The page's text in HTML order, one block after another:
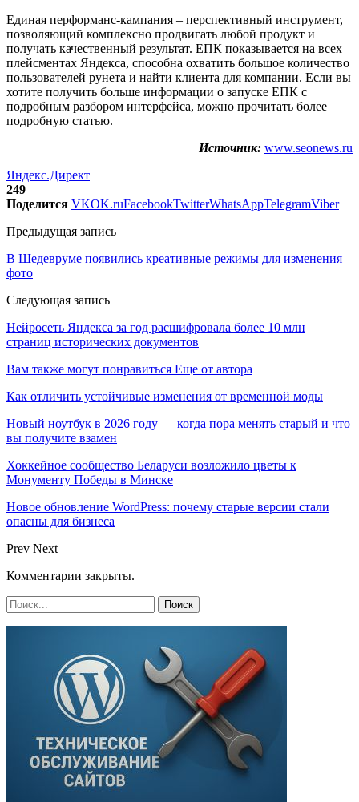
Единая перформанс-кампания – перспективный инструмент,
позволяющий комплексно продвигать любой продукт и
получать качественный результат. ЕПК показывается на всех
плейсментах Яндекса, способна охватить большое количество
пользователей рунета и найти клиента для компании. Если вы
хотите получить больше информации о запуске ЕПК с
подробным разбором интерфейса, можно прочитать более
подробную статью.
Источник: www.seonews.ru
Яндекс.Директ
249
Поделится VKOK.ruFacebookTwitterWhatsAppTelegramViber
Предыдущая запись
В Шедевруме появились креативные режимы для изменения
фото
Следующая запись
Нейросеть Яндекса за год расшифровала более 10 млн
страниц исторических документов
Вам также могут понравиться Еще от автора
Как отличить устойчивые изменения от временной моды
Новый ноутбук в 2026 году — когда пора менять старый и что
вы получите взамен
Хоккейное сообщество Беларуси возложило цветы к
Монументу Победы в Минске
Новое обновление WordPress: почему старые версии стали
опасны для бизнеса
Prev Next
Комментарии закрыты.